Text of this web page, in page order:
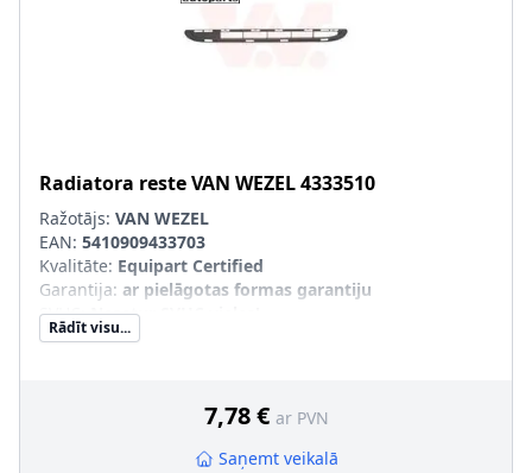
Radiatora resteVAN WEZEL4333510
Ražotājs: VAN WEZEL
EAN: 5410909433703
Kvalitāte: Equipart Certified
Garantija: ar pielāgotas formas garantiju
SVHC:Nesatur SVHC vielas!
Rādīt visu...
7,78 € ar PVN
Saņemt veikalā